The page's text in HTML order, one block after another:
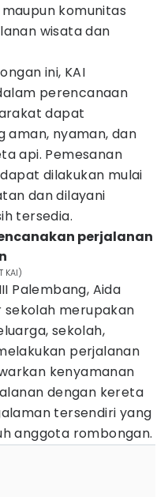
komunitas
wisata dan
ini, KAI
perencanaan
dapat
aman, nyaman, dan
api. Pemesanan
dilakukan mulai
dan dilayani
tersedia.
perjalanan
KAI)
Palembang, Aida
merupakan
sekolah,
perjalanan
kenyamanan
dengan kereta
tersendiri yang
anggota rombongan.